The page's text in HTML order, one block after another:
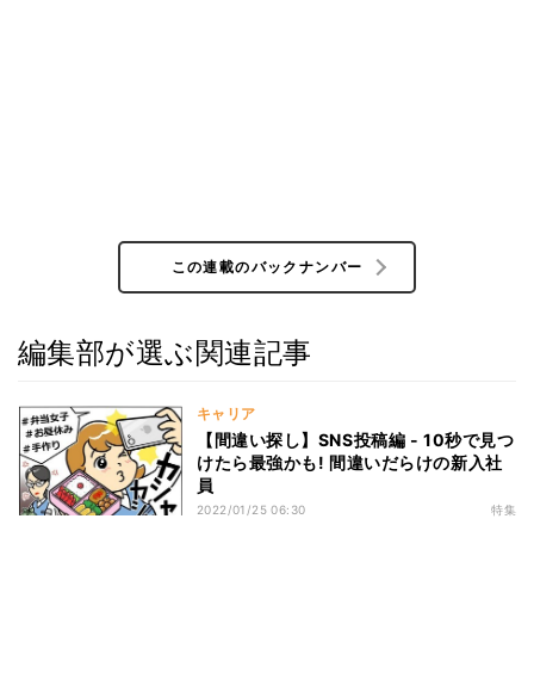
この連載のバックナンバー
編集部が選ぶ関連記事
キャリア
【間違い探し】SNS投稿編 - 10秒で見つ
けたら最強かも! 間違いだらけの新入社
員
2022/01/25 06:30 特集